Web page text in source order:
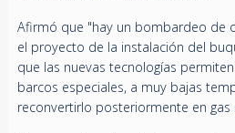
Afirmó que "hay un bombardeo de
el proyecto de la instalación del
que las nuevas tecnologías
barcos especiales, a muy bajas
reconvertirlo posteriormente en gas